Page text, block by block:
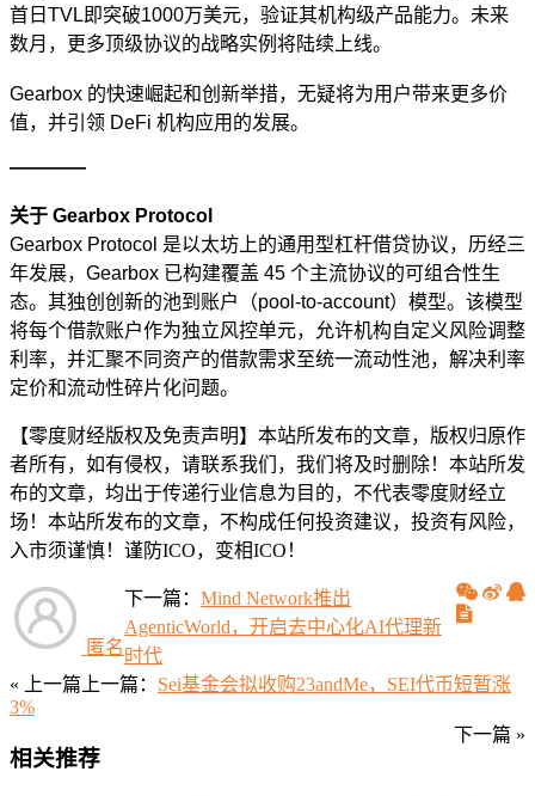
首日TVL即突破1000万美元，验证其机构级产品能力。未来
数月，更多顶级协议的战略实例将陆续上线。
Gearbox 的快速崛起和创新举措，无疑将为用户带来更多价
值，并引领 DeFi 机构应用的发展。
————
关于 Gearbox Protocol
Gearbox Protocol 是以太坊上的通用型杠杆借贷协议，历经三
年发展，Gearbox 已构建覆盖 45 个主流协议的可组合性生
态。其独创创新的池到账户（pool-to-account）模型。该模型
将每个借款账户作为独立风控单元，允许机构自定义风险调整
利率，并汇聚不同资产的借款需求至统一流动性池，解决利率
定价和流动性碎片化问题。
【零度财经版权及免责声明】本站所发布的文章，版权归原作
者所有，如有侵权，请联系我们，我们将及时删除！本站所发
布的文章，均出于传递行业信息为目的，不代表零度财经立
场！本站所发布的文章，不构成任何投资建议，投资有风险，
入市须谨慎！谨防ICO，变相ICO！
匿名
下一篇： Mind Network推出
AgenticWorld，开启去中心化AI代理新
时代
« 上一篇 上一篇： Sei基金会拟收购23andMe，SEI代币短暂涨
3%
下一篇 »
相关推荐